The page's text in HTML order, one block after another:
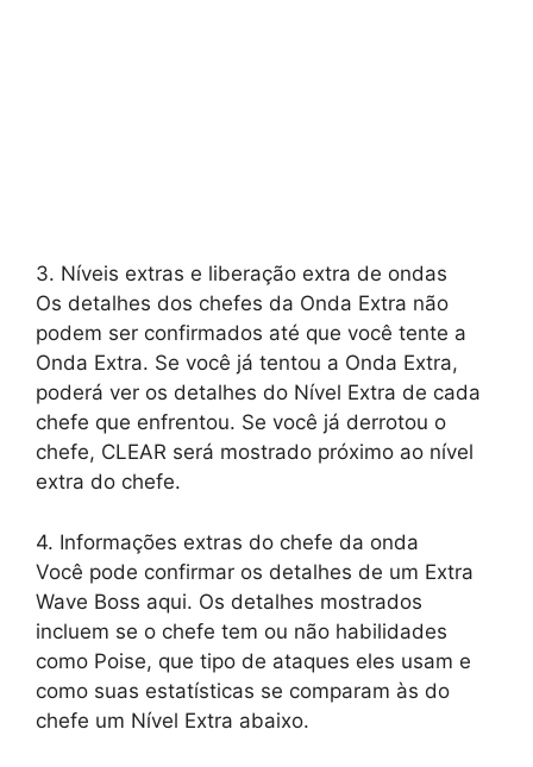
3. Níveis extras e liberação extra de ondas
Os detalhes dos chefes da Onda Extra não
podem ser confirmados até que você tente a
Onda Extra. Se você já tentou a Onda Extra,
poderá ver os detalhes do Nível Extra de cada
chefe que enfrentou. Se você já derrotou o
chefe, CLEAR será mostrado próximo ao nível
extra do chefe.
4. Informações extras do chefe da onda
Você pode confirmar os detalhes de um Extra
Wave Boss aqui. Os detalhes mostrados
incluem se o chefe tem ou não habilidades
como Poise, que tipo de ataques eles usam e
como suas estatísticas se comparam às do
chefe um Nível Extra abaixo.